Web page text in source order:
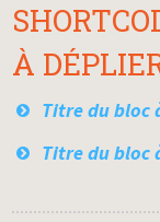
À
Titre du bloc
Titre du bloc